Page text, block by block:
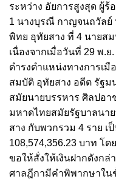
ระหว่าง อัยการสูงสุด ผู้
1 นางบุรณี กาญจนถวัลย์
พิทย อุทัยสาง ที่ 4 นายส
เนื่องจากเมื่อวันที่ 29 พ.
ดำรงตำแหน่งทางการเ
สมบัติ อุทัยสาง อดีต รัฐ
สมัยนายบรรหาร ศิลปอา
มหาดไทยสมัยรัฐบาลนา
สาง กับพวกรวม 4 ราย
108,574,356.23 บาท โ
ขอให้สั่งให้เงินฝากดังก
ศาลฎีกามีคำพิพากษาใ